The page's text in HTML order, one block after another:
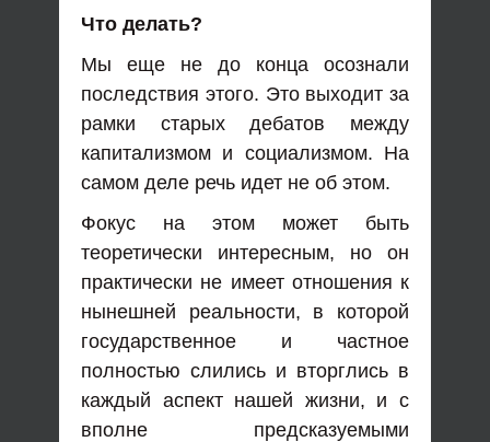
Что делать?
Мы еще не до конца осознали
последствия этого. Это выходит за
рамки старых дебатов между
капитализмом и социализмом. На
самом деле речь идет не об этом.
Фокус на этом может быть
теоретически интересным, но он
практически не имеет отношения к
нынешней реальности, в которой
государственное и частное
полностью слились и вторглись в
каждый аспект нашей жизни, и с
вполне предсказуемыми